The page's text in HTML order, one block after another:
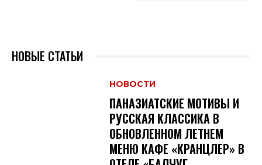
НОВЫЕ СТАТЬИ
НОВОСТИ
ПАНАЗИАТСКИЕ МОТИВЫ И
РУССКАЯ КЛАССИКА В
ОБНОВЛЕННОМ ЛЕТНЕМ
МЕНЮ КАФЕ «КРАНЦЛЕР» В